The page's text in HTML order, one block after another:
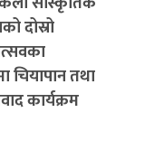
दोस्रो
चियापान तथा
कार्यक्रम